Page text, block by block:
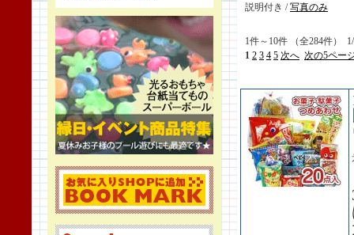
説明付き /写真のみ
1件～10件 （全284件）
1 2 3 4 5 次へ 次の5ペー